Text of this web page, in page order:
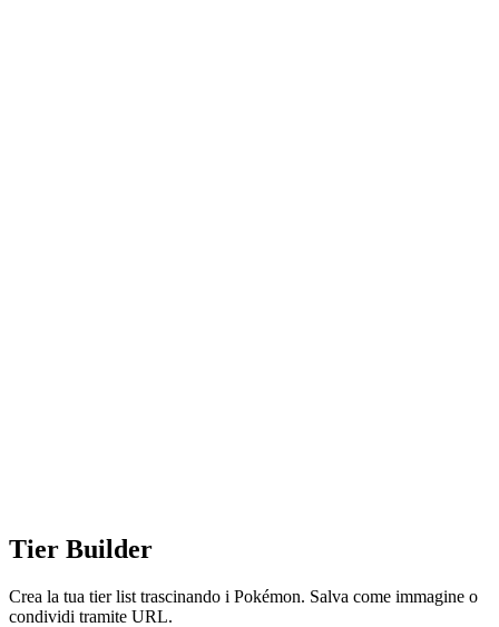
Tier Builder
Crea la tua tier list trascinando i Pokémon. Salva come immagine o
condividi tramite URL.